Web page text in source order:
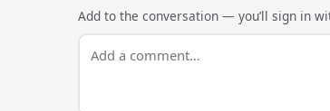
Add to the conversation — you’ll sign in